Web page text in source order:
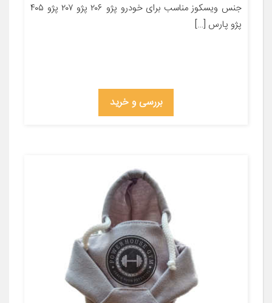
جنس ویسکوز مناسب برای خودرو پژو ۲۰۶ پژو ۲۰۷ پژو ۴۰۵
پژو پارس […]
بررسی و خرید